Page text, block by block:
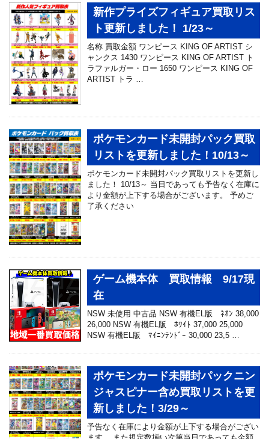
新作プライズフィギュア買取リス
ト更新しました！ 1/23～
名称 買取金額 ワンピース KING OF ARTIST シ
ャンクス 1430 ワンピース KING OF ARTIST ト
ラファルガー・ロー 1650 ワンピース KING OF
ARTIST トラ …
ポケモンカード未開封パック買取
リストを更新しました！10/13～
ポケモンカード未開封パック買取リストを更新し
ました！ 10/13～ 当日であっても予告なく在庫に
より金額が上下する場合がございます。 予めご
了承ください
ゲーム機本体 買取情報 9/17現
在
NSW 未使用 中古品 NSW 有機EL版 ﾈｵﾝ 38,000
26,000 NSW 有機EL版 ﾎﾜｲﾄ 37,000 25,000
NSW 有機EL版 ﾏｲﾆﾝﾃﾝﾄﾞｰ 30,000 23,5 …
ポケモンカード未開封パックニン
ジャスピナー含め買取リストを更
新しました！3/29～
予告なく在庫により金額が上下する場合がござい